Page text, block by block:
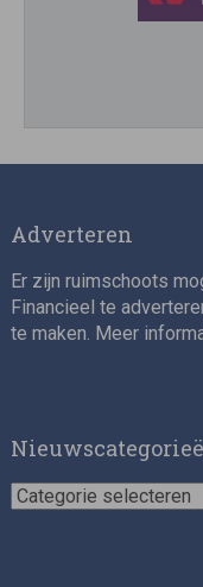
Director, Impact
Adverteren
Er zijn ruimschoots
Financieel te
te maken. Meer
Nieuwscategorieën